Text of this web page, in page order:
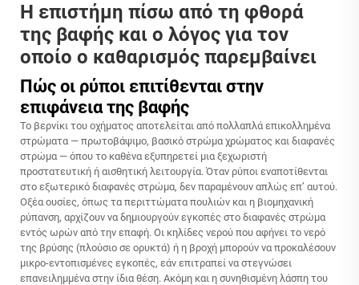
Η επιστήμη πίσω από τη φθορά
της βαφής και ο λόγος για τον
οποίο ο καθαρισμός παρεμβαίνει
Πώς οι ρύποι επιτίθενται στην
επιφάνεια της βαφής
Το βερνίκι του οχήματος αποτελείται από πολλαπλά επικολλημένα
στρώματα — πρωτοβάψιμο, βασικό στρώμα χρώματος και διαφανές
στρώμα — όπου το καθένα εξυπηρετεί μια ξεχωριστή
προστατευτική ή αισθητική λειτουργία. Όταν ρύποι εναποτίθενται
στο εξωτερικό διαφανές στρώμα, δεν παραμένουν απλώς επ’ αυτού.
Οξέα ουσίες, όπως τα περιττώματα πουλιών και η βιομηχανική
ρύπανση, αρχίζουν να δημιουργούν εγκοπές στο διαφανές στρώμα
εντός ωρών από την επαφή. Οι κηλίδες νερού που αφήνει το νερό
της βρύσης (πλούσιο σε ορυκτά) ή η βροχή μπορούν να προκαλέσουν
μικρο-εντοπισμένες εγκοπές, εάν επιτραπεί να στεγνώσει
επανειλημμένα στην ίδια θέση. Ακόμη και η συνηθισμένη λάσπη του